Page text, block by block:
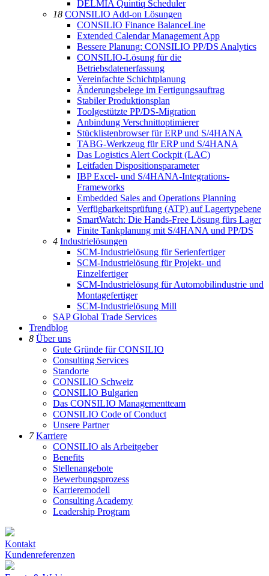
DELMIA Quintiq Scheduler
18 CONSILIO Add-on Lösungen
CONSILIO Finance BalanceLine
Extended Calendar Management App
Bessere Planung: CONSILIO PP/DS Analytics
CONSILIO-Lösung für die
Betriebsdatenerfassung
Vereinfachte Schichtplanung
Änderungsbelege im Fertigungsauftrag
Stabiler Produktionsplan
Toolgestützte PP/DS-Migration
Anbindung Verschnittoptimierer
Stücklistenbrowser für ERP und S/4HANA
TABG-Werkzeug für ERP und S/4HANA
Das Logistics Alert Cockpit (LAC)
Leitfaden Dispositionsparameter
IBP Excel- und S/4HANA-Integrations-
Frameworks
Embedded Sales and Operations Planning
Verfügbarkeitsprüfung (ATP) auf Lagertypebene
SmartWatch: Die Hands-Free Lösung fürs Lager
Finite Tankplanung mit S/4HANA und PP/DS
4 Industrielösungen
SCM-Industrielösung für Serienfertiger
SCM-Industrielösung für Projekt- und
Einzelfertiger
SCM-Industrielösung für Automobilindustrie und
Montagefertiger
SCM-Industrielösung Mill
SAP Global Trade Services
Trendblog
8 Über uns
Gute Gründe für CONSILIO
Consulting Services
Standorte
CONSILIO Schweiz
CONSILIO Bulgarien
Das CONSILIO Managementteam
CONSILIO Code of Conduct
Unsere Partner
7Karriere
CONSILIO als Arbeitgeber
Benefits
Stellenangebote
Bewerbungsprozess
Karrieremodell
Consulting Academy
Leadership Program
Kontakt
Kundenreferenzen